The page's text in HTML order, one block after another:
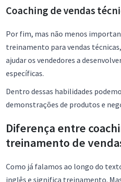
Coaching de vendas
Por fim, mas não menos
treinamento para vendas
ajudar os vendedores a
específicas.
Dentro dessas habilidades
demonstrações de produtos e
Diferença entre
treinamento de
Como já falamos ao longo do
inglês e significa treinamento.